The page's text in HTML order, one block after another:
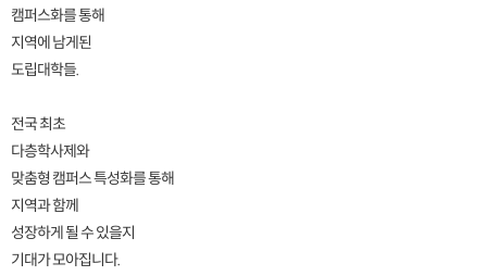
캠퍼스화를 통해
지역에 남게된
도립대학들.
전국 최초
다층학사제와
맞춤형 캠퍼스 특성화를 통해
지역과 함께
성장하게 될 수 있을지
기대가 모아집니다.